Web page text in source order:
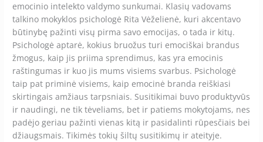
emocinio intelekto valdymo sunkumai. Klasių vadovams
talkino mokyklos psichologė Rita Vėželienė, kuri akcentavo
būtinybę pažinti visų pirma savo emocijas, o tada ir kitų.
Psichologė aptarė, kokius bruožus turi emociškai brandus
žmogus, kaip jis priima sprendimus, kas yra emocinis
raštingumas ir kuo jis mums visiems svarbus. Psichologė
taip pat priminė visiems, kaip emocinė branda reiškiasi
skirtingais amžiaus tarpsniais. Susitikimai buvo produktyvūs
ir naudingi, ne tik tėveliams, bet ir patiems mokytojams, nes
padėjo geriau pažinti vienas kitą ir pasidalinti rūpesčiais bei
džiaugsmais. Tikimės tokių šiltų susitikimų ir ateityje.